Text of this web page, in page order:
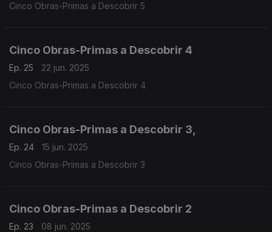
Cinco Obras-Primas a Descobrir 5
Cinco Obras-Primas a Descobrir 4
Ep. 25
22 jun. 2025
Cinco Obras-Primas a Descobrir 4
Cinco Obras-Primas a Descobrir 3,
Ep. 24
15 jun. 2025
Cinco Obras-Primas a Descobrir 3
Cinco Obras-Primas a Descobrir 2
Ep. 23
08 jun. 2025